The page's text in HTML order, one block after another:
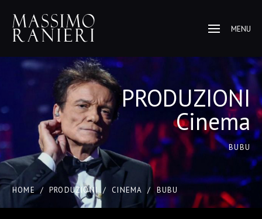
MENU
PRODUZIONI
Cinema
BUBU
HOME / PRODUZIONI / CINEMA / BUBU